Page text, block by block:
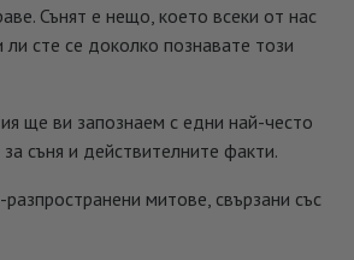
Сънят е нещо, което всеки от нас
ли сте се доколко познавате този
ще ви запознаем с едни най-често
съня и действителните факти.
митове, свързани със